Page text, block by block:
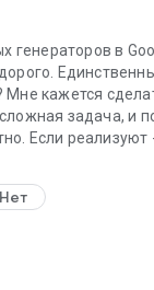
сигналы,
и
(например,
генераторов в
Мне кажется
задача, и
Если реализуют
Нет